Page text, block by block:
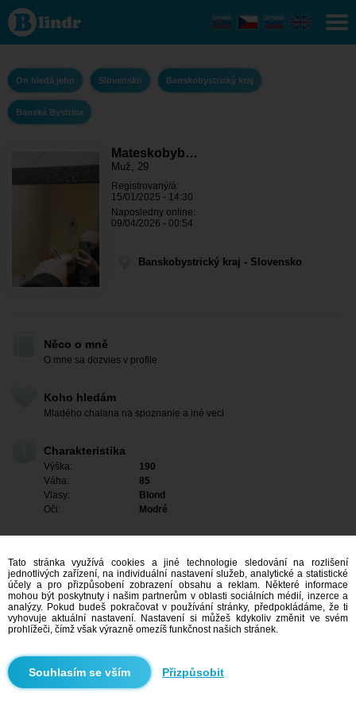
Mateskobyby -
On hledá jeho
Banskobystrický
kraj - Banská
On hledá jeho Slovensko Banskobystrický kraj
Banská Bystrica
Mateskobyb…
Muž, 29
Registrovaný/á:
15/01/2025 - 14:30
Naposledny online:
09/04/2026 - 00:54
Banskobystrický kraj - Slovensko
Něco o mně
O mne sa dozvies v profile
Koho hledám
Mladého chalana na spoznanie a iné veci
Charakteristika
Výška:
190
Váha:
85
Vlasy:
Blond
Oči:
Modré
Mám zájem
Tato stránka využívá cookies a jiné technologie sledování na rozlišení
jednotlivých zařízení, na individuální nastavení služeb, analytické a statistické
účely a pro přizpůsobení zobrazení obsahu a reklam. Některé informace
mohou být poskytnuty i našim partnerům v oblasti sociálních médií, inzerce a
analýzy. Pokud budeš pokračovat v používání stránky, předpokládáme, že ti
vyhovuje aktuální nastavení. Nastavení si můžeš kdykoliv změnit ve svém
prohlížeči, čímž však výrazně omezíš funkčnost našich stránek.
Přizpůsobit